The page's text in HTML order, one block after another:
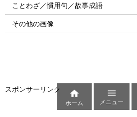
ことわざ／慣用句／故事成語
その他の画像
スポンサーリンク 
ホーム

メニュー